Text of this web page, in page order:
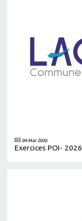
04 Mar 2026
Exercices POI- 2026